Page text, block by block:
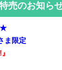
売のお知ら
ま限定